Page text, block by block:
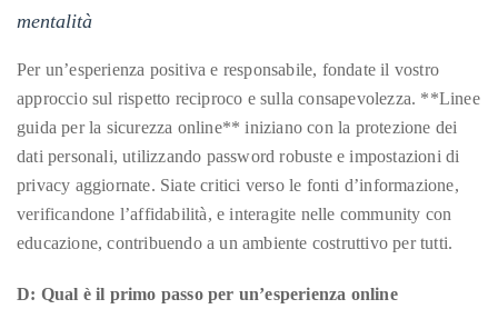
mentalità
Per un’esperienza positiva e responsabile, fondate il vostro
approccio sul rispetto reciproco e sulla consapevolezza. **Linee
guida per la sicurezza online** iniziano con la protezione dei
dati personali, utilizzando password robuste e impostazioni di
privacy aggiornate. Siate critici verso le fonti d’informazione,
verificandone l’affidabilità, e interagite nelle community con
educazione, contribuendo a un ambiente costruttivo per tutti.
D: Qual è il primo passo per un’esperienza online